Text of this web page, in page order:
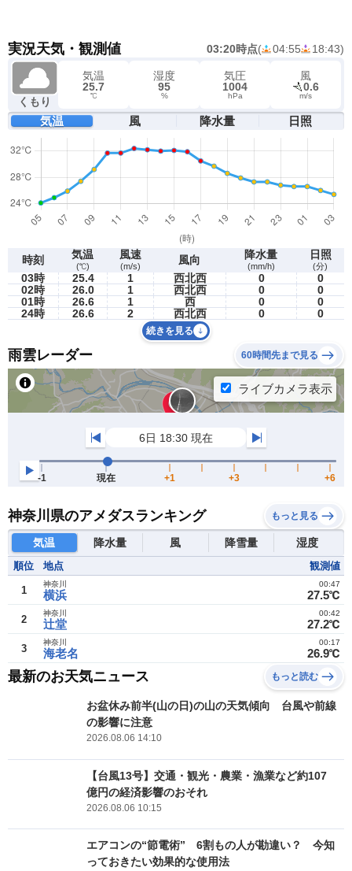
実況天気・観測値 03:20時点( 04:55 18:43)
くもり
気温
25.7
℃
湿度
95
%
気圧
1004
hPa
風
0.6
m/s
気温 風 降水量 日照
時刻 気温
(℃)
風速
(m/s) 風向 降水量
(mm/h)
日照
(分)
03時 25.4 1 西北西 0
0
02時
26.0 1 西北西 0
0
01時
26.6 1 西 0
0
24時
26.6 2 西北西 0 0
続きを見る
雨雲レーダー 60時間先まで見る
神奈川県のアメダスランキング もっと見る
気温 降水量 風 降雪量 湿度
順位 地点 観測値
1 横浜
神奈川
27.5℃
00:47
2 辻堂
神奈川
27.2℃
00:42
3 海老名
神奈川
26.9℃
00:17
最新のお天気ニュース もっと読む
お盆休み前半(山の日)の山の天気傾向 台風や前線
の影響に注意
2026.08.06 14:10
【台風13号】交通・観光・農業・漁業など約107
億円の経済影響のおそれ
2026.08.06 10:15
エアコンの“節電術” 6割もの人が勘違い？ 今知
っておきたい効果的な使用法